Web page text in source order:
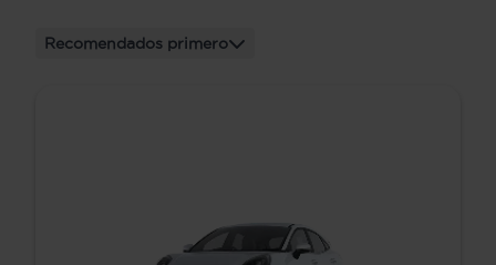
Recomendados primero